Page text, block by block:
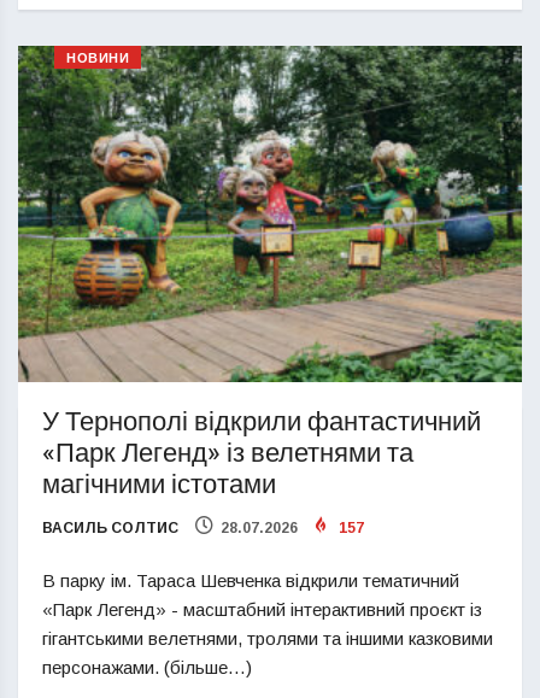
НОВИНИ
У Тернополі відкрили фантастичний
«Парк Легенд» із велетнями та
магічними істотами
ВАСИЛЬ СОЛТИС 28.07.2026 157
В парку ім. Тараса Шевченка відкрили тематичний
«Парк Легенд» - масштабний інтерактивний проєкт із
гігантськими велетнями, тролями та іншими казковими
персонажами. (більше…)